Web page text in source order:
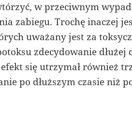
w przeciwnym
zabiegu. Trochę inaczej
uważany jest za
zdecydowanie dłużej
się utrzymał również
po dłuższym czasie niż